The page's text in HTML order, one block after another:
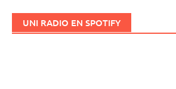
UNI RADIO EN SPOTIFY